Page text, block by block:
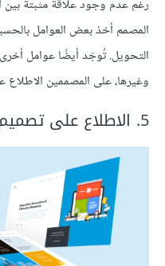
رغم عدم وجود علاقة مثبتة بين
المصمم أخذ بعض العوامل
التحويل. تُوجَد أيضًا عوامل أخرى؛
وغيرها، على المصممين الاطلاع
5. الاطلاع على تصميم المواقع